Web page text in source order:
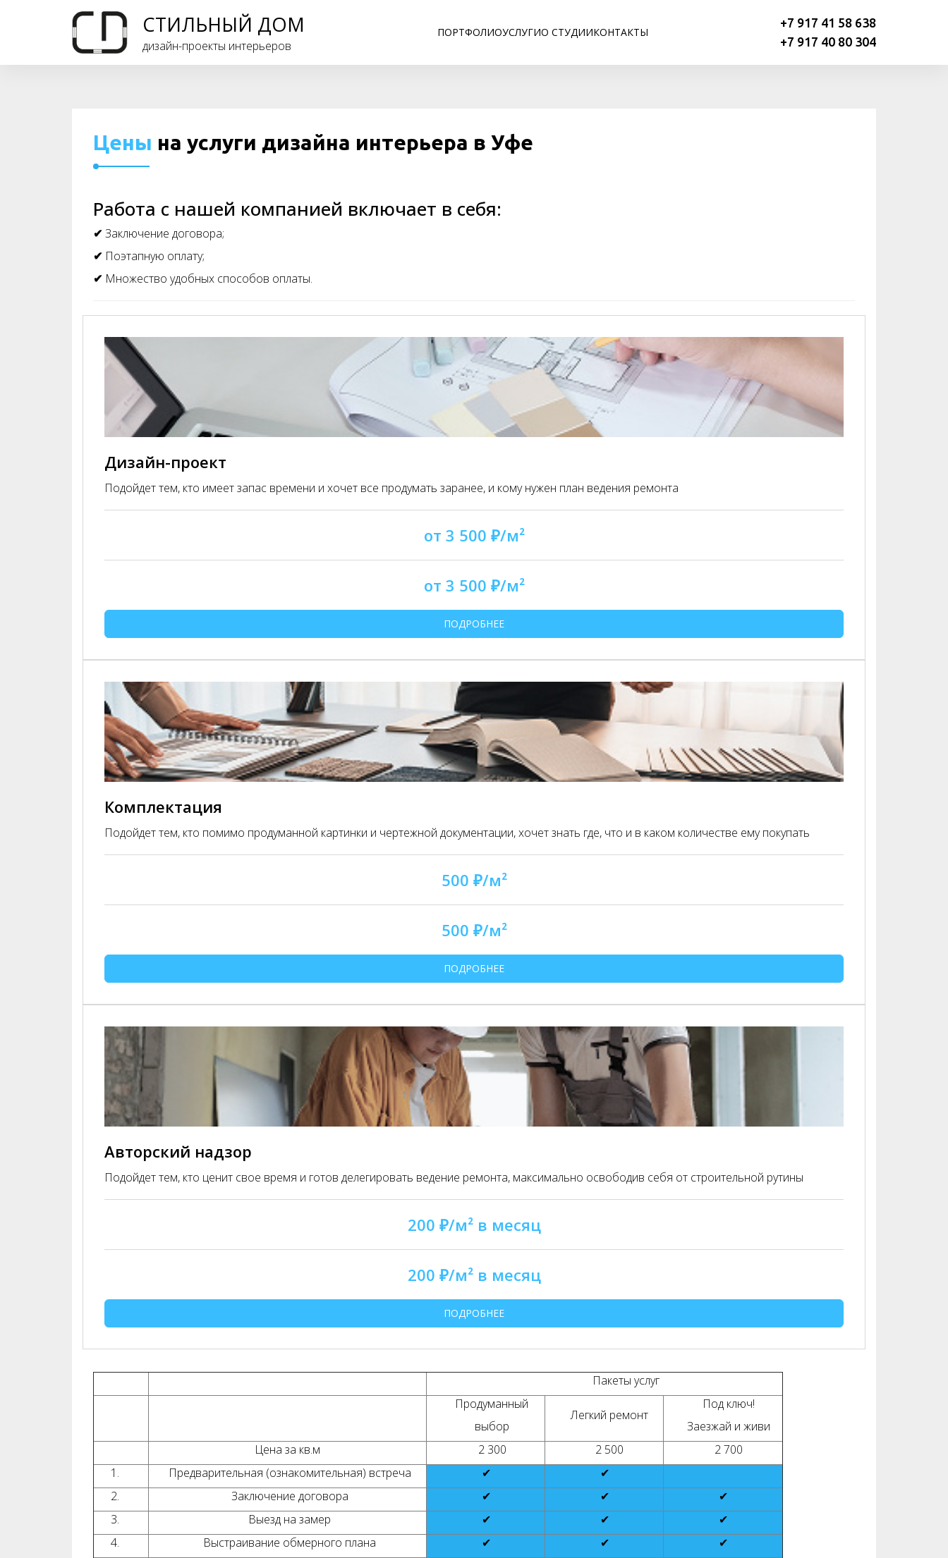
СТИЛЬНЫЙ ДОМ
дизайн-проекты интерьеров
ПОРТФОЛИОУСЛУГИО СТУДИИКОНТАКТЫ
+7 917 41 58 638
+7 917 40 80 304
Цены на услуги дизайна интерьера в Уфе
Работа с нашей компанией включает в себя:
✔ Заключение договора;
✔ Поэтапную оплату;
✔ Множество удобных способов оплаты.
Дизайн-проект
Подойдет тем, кто имеет запас времени и хочет все продумать заранее, и кому нужен план ведения ремонта
от 3 500 ₽/м²
от 3 500 ₽/м²
ПОДРОБНЕЕ
Комплектация
Подойдет тем, кто помимо продуманной картинки и чертежной документации, хочет знать где, что и в каком количестве ему покупать
500 ₽/м²
500 ₽/м²
ПОДРОБНЕЕ
Авторский надзор
Подойдет тем, кто ценит свое время и готов делегировать ведение ремонта, максимально освободив себя от строительной рутины
200 ₽/м² в месяц
200 ₽/м² в месяц
ПОДРОБНЕЕ
Пакеты услуг
Продуманный
выбор
Легкий ремонт
Под ключ!
Заезжай и живи
Цена за кв.м
2 300 2 500
2 700
1.
Предварительная (ознакомительная) встреча ✔
✔
2.
Заключение договора ✔ ✔
✔
3.
Выезд на замер ✔ ✔
✔
4.
Выстраивание обмерного плана ✔ ✔
✔